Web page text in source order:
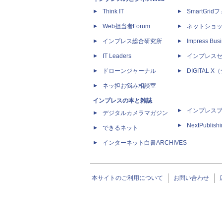
Think IT
Web担当者Forum
インプレス総合研究所
IT Leaders
ドローンジャーナル
ネッ担お悩み相談室
インプレスの本と雑誌
デジタルカメラマガジン
できるネット
インターネット白書ARCHIVES
SmartGridフ
ネットショ
Impress
インプレス
DIGITAL X（
インプレス
本サイトのご利用について お問い合わせ